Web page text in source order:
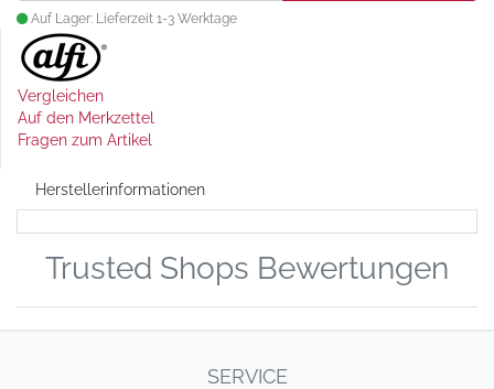
Auf Lager: Lieferzeit 1-3 Werktage
Vergleichen
Auf den Merkzettel
Fragen zum Artikel
Herstellerinformationen
Trusted Shops Bewertungen
SERVICE